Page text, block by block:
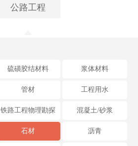
公路工程
硫磺胶结材料 浆体材料
管材 工程用水
铁路工程物理勘探 混凝土/砂浆
石材 沥青